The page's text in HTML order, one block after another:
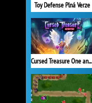
Toy Defense Plná Verze
Cursed Treasure One and Half